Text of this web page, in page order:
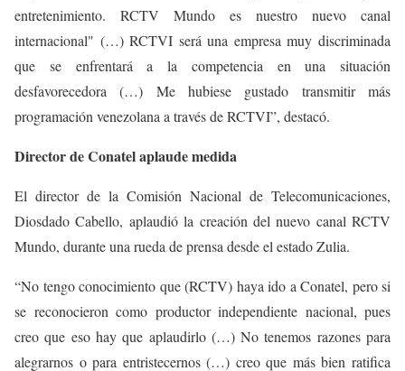
entretenimiento. RCTV Mundo es nuestro nuevo canal
internacional" (…) RCTVI será una empresa muy discriminada
que se enfrentará a la competencia en una situación
desfavorecedora (…) Me hubiese gustado transmitir más
programación venezolana a través de RCTVI”, destacó.
Director de Conatel aplaude medida
El director de la Comisión Nacional de Telecomunicaciones,
Diosdado Cabello, aplaudió la creación del nuevo canal RCTV
Mundo, durante una rueda de prensa desde el estado Zulia.
“No tengo conocimiento que (RCTV) haya ido a Conatel, pero si
se reconocieron como productor independiente nacional, pues
creo que eso hay que aplaudirlo (…) No tenemos razones para
alegrarnos o para entristecernos (…) creo que más bien ratifica